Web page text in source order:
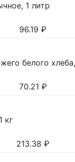
1 литр
96.19 ₽
белого
70.21 ₽
кг
213.38 ₽